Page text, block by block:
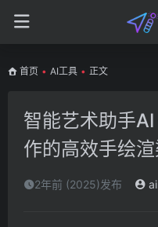
首页 • AI工具 • 正文
智能艺术助手
作的高效手绘
2年前 (2025)发布